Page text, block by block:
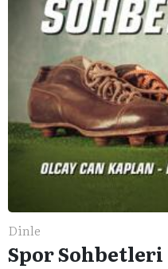
Dinle
Spor Sohbetleri